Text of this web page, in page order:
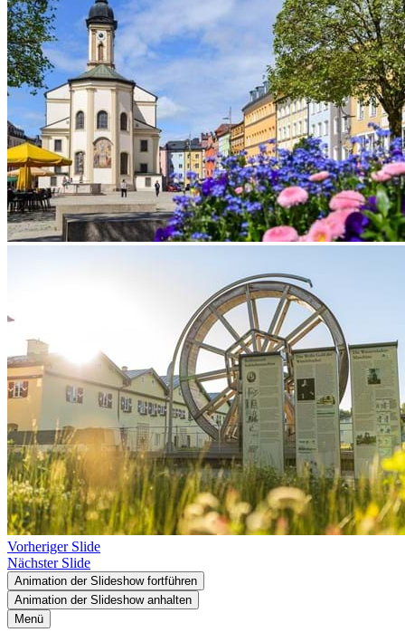
Vorheriger Slide
Nächster Slide
Animation der Slideshow fortführen
Animation der Slideshow anhalten
Menü